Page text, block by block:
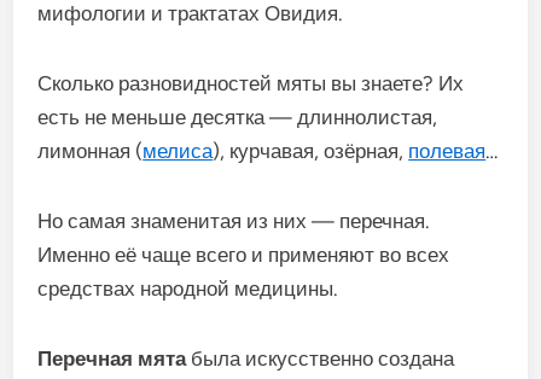
мифологии и трактатах Овидия.
Сколько разновидностей мяты вы знаете? Их
есть не меньше десятка — длиннолистая,
лимонная (мелиса), курчавая, озёрная, полевая…
Но самая знаменитая из них — перечная.
Именно её чаще всего и применяют во всех
средствах народной медицины.
Перечная мятабыла искусственно создана